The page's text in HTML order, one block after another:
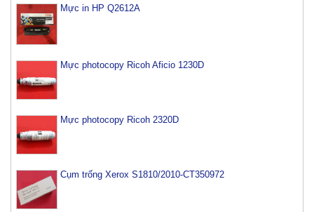
Mực in HP Q2612A
Mực photocopy Ricoh Aficio 1230D
Mực photocopy Ricoh 2320D
Cụm trống Xerox S1810/2010-CT350972